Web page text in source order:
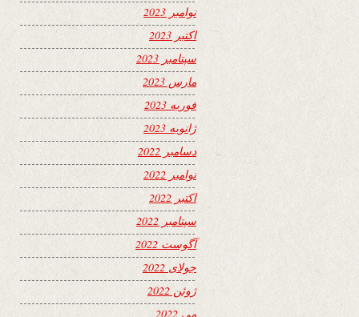
نوامبر 2023
اکتبر 2023
سپتامبر 2023
مارس 2023
فوریه 2023
ژانویه 2023
دسامبر 2022
نوامبر 2022
اکتبر 2022
سپتامبر 2022
آگوست 2022
جولای 2022
ژوئن 2022
می 2022